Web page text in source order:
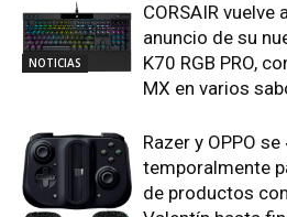
NOTICIAS
CORSAIR
anuncio de su
K70 RGB PRO,
MX en varios
Razer y OPPO
temporalmente
de productos